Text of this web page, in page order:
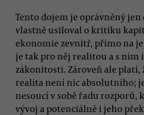
Tento dojem je oprávněný
vlastně usiloval o kritiku
ekonomie zevnitř, přímo na
je tak pro něj realitou a s ním
zákonitosti. Zároveň ale
realita není nic absolutního;
nesoucí v sobě řadu rozporů,
vývoj a potenciálně i jeho